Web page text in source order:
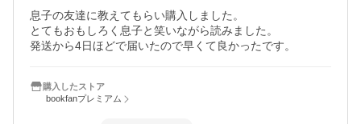
息子の友達に教えてもらい購入しました。
とてもおもしろく息子と笑いながら読みました。
発送から4日ほどで届いたので早くて良かったです。
購入したストア
bookfanプレミアム